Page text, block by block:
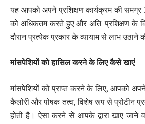
यह आपको अपने प्रशिक्षण कार्यक्रम की समग्र
को अधिकतम करते हुए और अति-प्रशिक्षण के
दौरान प्रत्येक प्रकार के व्यायाम से लाभ उठाने
मांसपेशियोंकोहासिलकरनेकेलिएकैसेखाएं
मांसपेशियों को प्राप्त करने के लिए, आपको
कैलोरी और पोषक तत्व, विशेष रूप से प्रोटीन
होती है। ऐसा करने से आपके द्वारा खाए जाने